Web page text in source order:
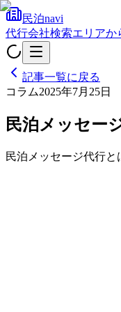
民泊navi
代行会社検索エリアか
記事一覧に戻る
コラム2025年7月25日
民泊メッセー
民泊メッセージ代行